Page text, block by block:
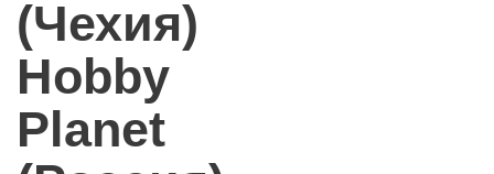
(Чехия)
Hobby
Planet